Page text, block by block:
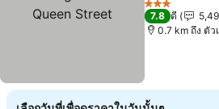
3 ดาว
7.8 ดี
0.7 km ถึง ตัว